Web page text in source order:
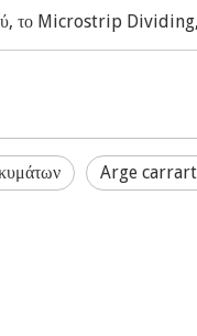
το Microstrip
Arge